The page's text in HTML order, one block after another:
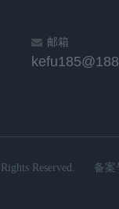
邮箱
Reserved. 备案